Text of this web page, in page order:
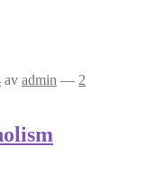
av admin — 2